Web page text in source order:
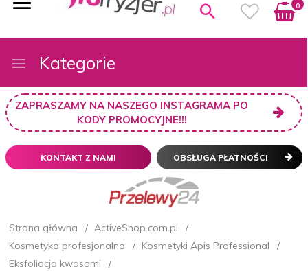
0
Kategorie
ZAPRASZAMY NA NASZEGO INSTAGRAMA PO
KODY PROMOCYJNE!!!
KONTAKT Z NAMI OBSŁUGA PŁATNOŚCI
Strona główna
ActiveShop.com.pl
Kosmetyka profesjonalna
Kosmetyki Apis Professional
Eksfoliacja kwasami